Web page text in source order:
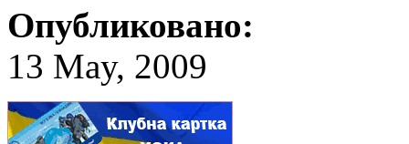
Опубликовано:
13 May, 2009